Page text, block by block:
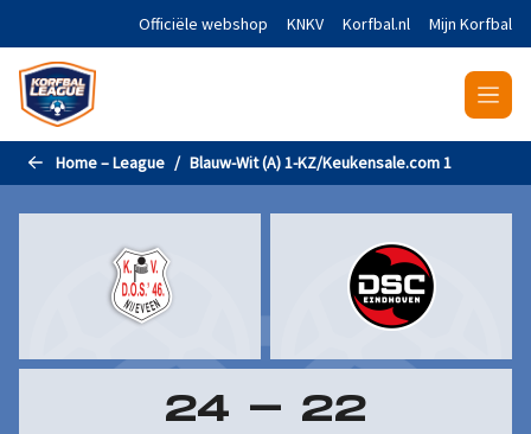
Naar de hoofdinhoud gaanOfficiële webshop KNKV Korfbal.nl Mijn Korfbal
Home – League Blauw-Wit (A) 1-KZ/Keukensale.com 1
24 - 22